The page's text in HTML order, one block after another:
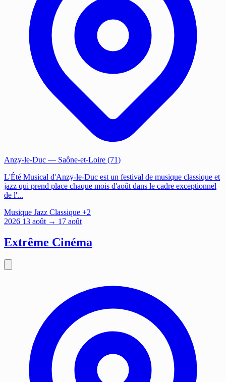
Anzy-le-Duc — Saône-et-Loire (71)
L'Été Musical d'Anzy-le-Duc est un festival de musique classique et
jazz qui prend place chaque mois d'août dans le cadre exceptionnel
de l'...
Musique Jazz Classique +2
2026 13 août → 17 août
Extrême Cinéma